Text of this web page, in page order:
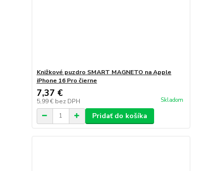
Knižkové puzdro SMART MAGNETO na Apple
iPhone 16 Pro čierne
7,37 €
5,99 € bez DPH Skladom
Pridať do košíka